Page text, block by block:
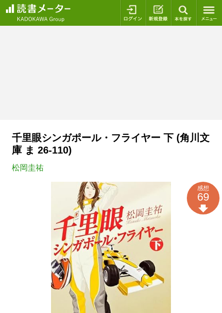
ログイン 新規登録
千里眼シンガポール・フライヤー 下 (角川文
庫 ま 26-110)
松岡圭祐
感想
69